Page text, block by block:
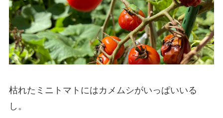
枯れたミニトマトにはカメムシがいっぱいいる
し。